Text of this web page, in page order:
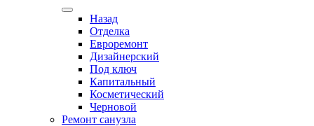
Назад
Отделка
Евроремонт
Дизайнерский
Под ключ
Капитальный
Косметический
Черновой
Ремонт санузла